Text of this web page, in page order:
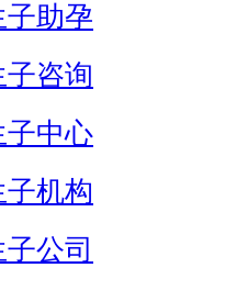
助孕
咨询
子中心
机构
公司